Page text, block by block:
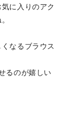
に入りのアク
なるブラウス
るのが嬉しい